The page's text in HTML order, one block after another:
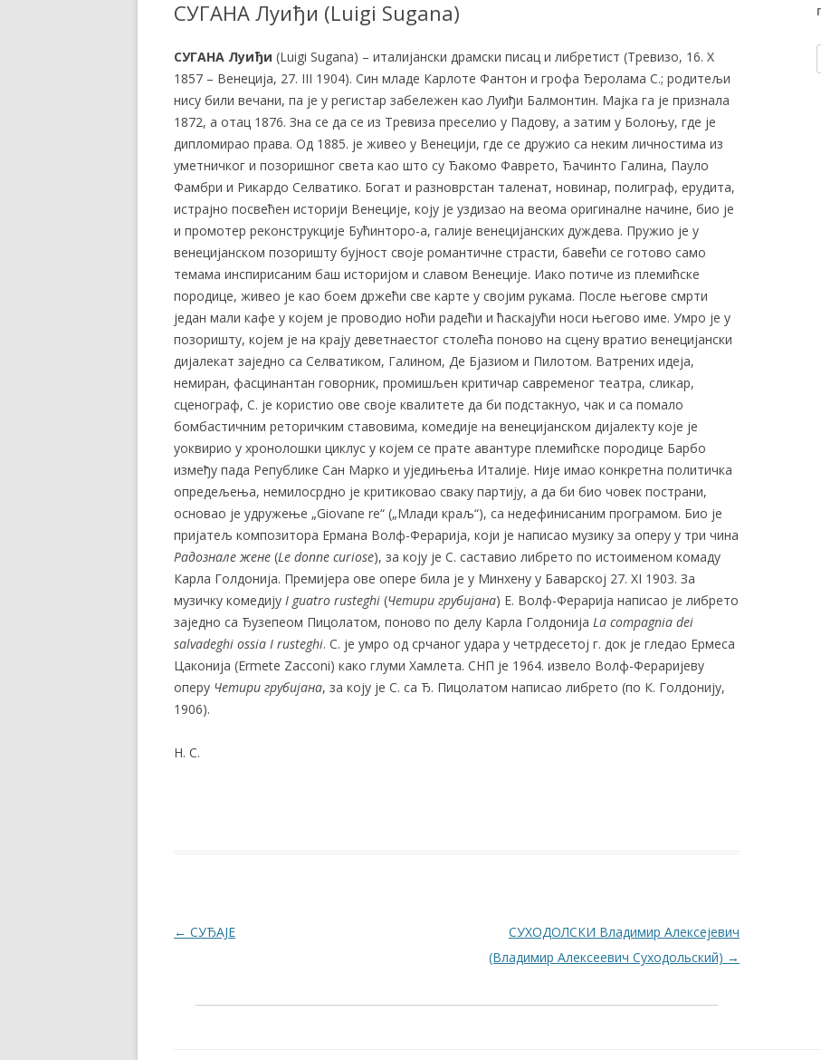
СУГАНА Луиђи (Luigi Sugana)
СУГАНА Луиђи (Luigi Sugana) – италијански драмски писац и либретист (Тревизо, 16. X
1857 – Венеција, 27. III 1904). Син младе Карлоте Фантон и грофа Ђеролама С.; родитељи
нису били вечани, па је у регистар забележен као Луиђи Балмонтин. Мајка га је признала
1872, а отац 1876. Зна се да се из Тревиза преселио у Падову, а затим у Болоњу, где је
дипломирао права. Од 1885. је живео у Венецији, где се дружио са неким личностима из
уметничког и позоришног света као што су Ђакомо Фаврето, Ђачинто Галина, Пауло
Фамбри и Рикардо Селватико. Богат и разноврстан таленат, новинар, полиграф, ерудита,
истрајно посвећен историји Венеције, коју је уздизао на веома оригиналне начине, био је
и промотер реконструкције Бућинторо-а, галије венецијанских дуждева. Пружио је у
венецијанском позоришту бујност своје романтичне страсти, бавећи се готово само
темама инспирисаним баш историјом и славом Венеције. Иако потиче из племићске
породице, живео је као боем држећи све карте у својим рукама. После његове смрти
један мали кафе у којем је проводио ноћи радећи и ћаскајући носи његово име. Умро је у
позоришту, којем је на крају деветнаестог столећа поново на сцену вратио венецијански
дијалекат заједно са Селватиком, Галином, Де Бјазиом и Пилотом. Ватрених идеја,
немиран, фасцинантан говорник, промишљен критичар савременог театра, сликар,
сценограф, С. је користио ове своје квалитете да би подстакнуо, чак и са помало
бомбастичним реторичким ставовима, комедије на венецијанском дијалекту које је
уоквирио у хронолошки циклус у којем се прате авантуре племићске породице Барбо
између пада Републике Сан Марко и уједињења Италије. Није имао конкретна политичка
опредељења, немилосрдно је критиковао сваку партију, а да би био човек пострани,
основао је удружење „Giovane re“ („Млади краљ“), са недефинисаним програмом. Био је
пријатељ композитора Ермана Волф-Ферарија, који је написао музику за оперу у три чина
Радознале жене (Le donne curiose), за коју је С. саставио либрето по истоименом комаду
Карла Голдонија. Премијера ове опере била је у Минхену у Баварској 27. XI 1903. За
музичку комедију I guatro rusteghi (Четири грубијана) Е. Волф-Ферарија написао је либрето
заједно са Ђузепеом Пицолатом, поново по делу Карла Голдонија La compagnia dei
salvadeghi ossia I rusteghi. С. је умро од срчаног удара у четрдесетој г. док је гледао Ермеса
Цаконија (Ermete Zacconi) како глуми Хамлета. СНП је 1964. извело Волф-Фераријеву
оперу Четири грубијана, за коју је С. са Ђ. Пицолатом написао либрето (по К. Голдонију,
1906).
Н. С.
Post navigation
← СУЂАЈЕ
СУХОДОЛСКИ Владимир Алексејевич
(Владимир Алексеевич Суходольский) →